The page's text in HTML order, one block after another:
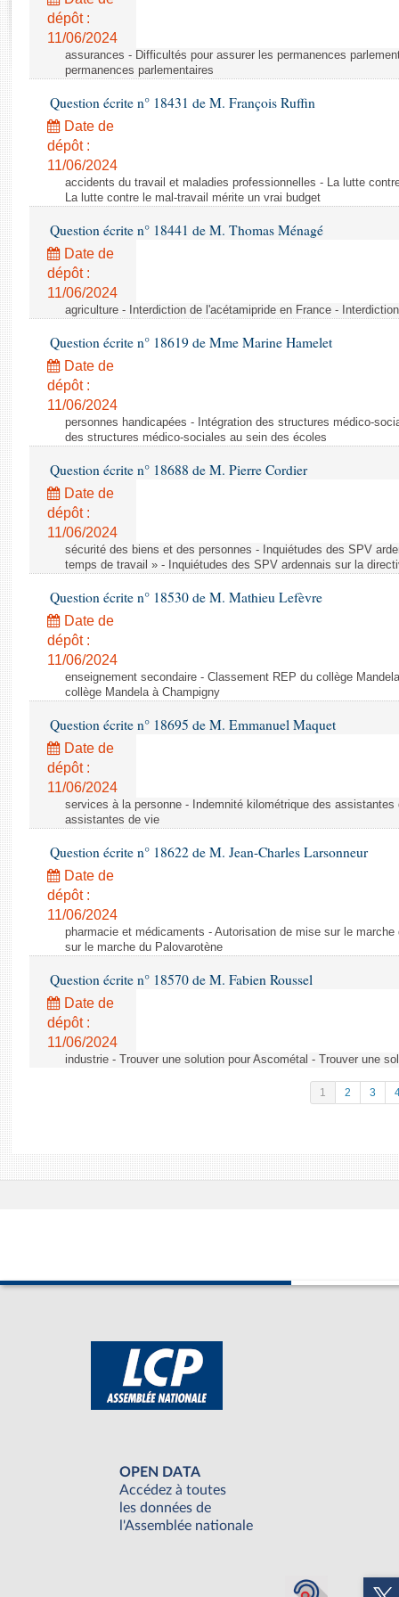
Rapports d'enquête
Rapports législatifs
Baromètre de l’application des lois
Dossiers législatifs
Budget et sécurité sociale
Questions écrites et orales
Comptes rendus des débats
dépôt :
11/06/2024
assurances - Difficultés pour assurer les permanences
permanences parlementaires
Question écrite n° 18431 de M. François Ruffin
Date de
dépôt :
11/06/2024
accidents du travail et maladies professionnelles - La lutte
La lutte contre le mal-travail mérite un vrai budget
Question écrite n° 18441 de M. Thomas Ménagé
Date de
dépôt :
11/06/2024
agriculture - Interdiction de l'acétamipride en France -
Question écrite n° 18619 de Mme Marine Hamelet
Date de
dépôt :
11/06/2024
personnes handicapées - Intégration des structures médico-
des structures médico-sociales au sein des écoles
Question écrite n° 18688 de M. Pierre Cordier
Date de
dépôt :
11/06/2024
sécurité des biens et des personnes - Inquiétudes des SPV
temps de travail » - Inquiétudes des SPV ardennais sur la
Question écrite n° 18530 de M. Mathieu Lefèvre
Date de
dépôt :
11/06/2024
enseignement secondaire - Classement REP du collège
collège Mandela à Champigny
Question écrite n° 18695 de M. Emmanuel Maquet
Date de
dépôt :
11/06/2024
services à la personne - Indemnité kilométrique des
assistantes de vie
Question écrite n° 18622 de M. Jean-Charles Larsonneur
Date de
dépôt :
11/06/2024
pharmacie et médicaments - Autorisation de mise sur le
sur le marche du Palovarotène
Question écrite n° 18570 de M. Fabien Roussel
Date de
dépôt :
11/06/2024
industrie - Trouver une solution pour Ascométal - Trouver une
1 2 3
OPEN DATA
Accédez à toutes
les données de
l'Assemblée nationale